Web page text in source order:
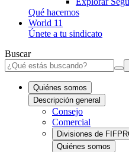
Qué hacemos
World 11
Únete a tu sindicato
Buscar
Quiénes somos
Descripción general
Consejo
Comercial
Divisiones de
Quiénes somos